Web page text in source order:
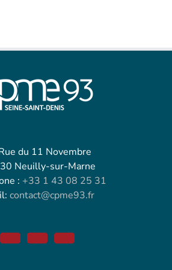
du 11 Novembre
Neuilly-sur-Marne
: +33 1 43 08 25 31
contact@cpme93.fr
FacebookTwitterLinkedin